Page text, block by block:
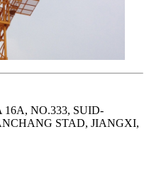
16A, NO.333, SUID-
STAD, JIANGXI,